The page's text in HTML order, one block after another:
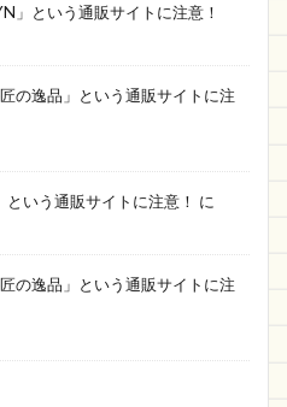
株式会社オリンピア
祭 ASlider
値下げ
dalsy
CIk専門ショップ
品
会
新作直営店
」という通販サイトに注意！
の逸品」という通販サイトに注
という通販サイトに注意！ に
の逸品」という通販サイトに注